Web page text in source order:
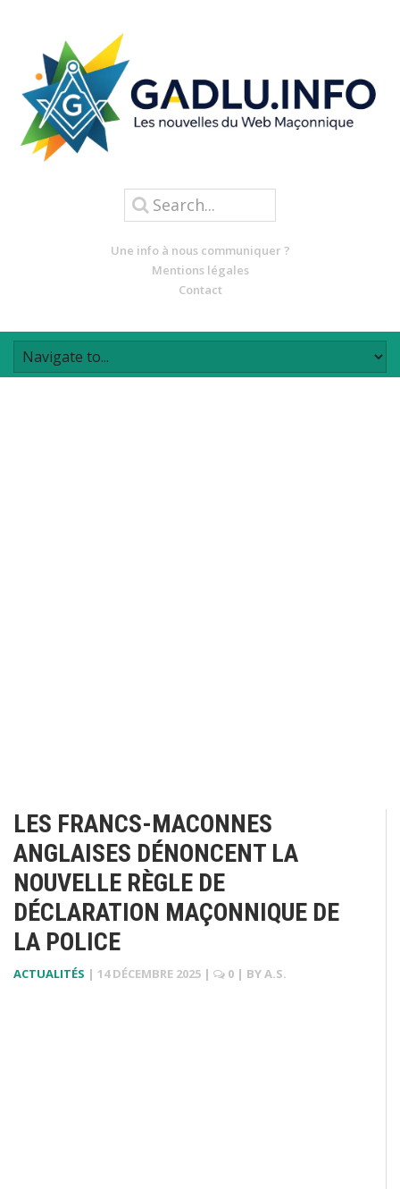
Une info à nous communiquer ?
Mentions légales
Contact
LES FRANCS-MACONNES
ANGLAISES DÉNONCENT LA
NOUVELLE RÈGLE DE
DÉCLARATION MAÇONNIQUE DE
LA POLICE
ACTUALITÉS | 14 DÉCEMBRE 2025 | 0 | BYA.S.